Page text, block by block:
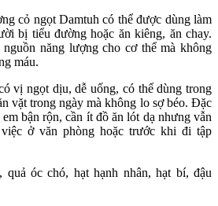
cỏ ngọt Damtuh có thể được dùng làm
bị tiểu đường hoặc ăn kiêng, ăn chay.
nguồn năng lượng cho cơ thể mà không
máu.
vị ngọt dịu, dễ uống, có thể dùng trong
vặt trong ngày mà không lo sợ béo. Đặc
bận rộn, cần ít đồ ăn lót dạ nhưng vẫn
ở văn phòng hoặc trước khi đi tập
óc chó, hạt hạnh nhân, hạt bí, đậu